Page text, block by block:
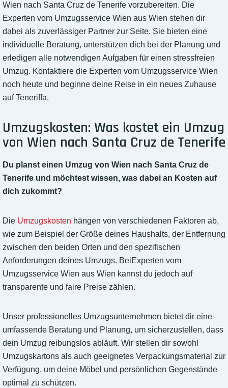
Wien nach Santa Cruz de Tenerife vorzubereiten. Die
Experten vom Umzugsservice Wien aus Wien stehen dir
dabei als zuverlässiger Partner zur Seite. Sie bieten eine
individuelle Beratung, unterstützen dich bei der Planung und
erledigen alle notwendigen Aufgaben für einen stressfreien
Umzug. Kontaktiere die Experten vom Umzugsservice Wien
noch heute und beginne deine Reise in ein neues Zuhause
auf Teneriffa.
Umzugskosten: Was kostet ein Umzug
von Wien nach Santa Cruz de Tenerife
Du planst einen Umzug von Wien nach Santa Cruz de
Tenerife und möchtest wissen, was dabei an Kosten auf
dich zukommt?
Die Umzugskosten hängen von verschiedenen Faktoren ab,
wie zum Beispiel der Größe deines Haushalts, der Entfernung
zwischen den beiden Orten und den spezifischen
Anforderungen deines Umzugs. BeiExperten vom
Umzugsservice Wien aus Wien kannst du jedoch auf
transparente und faire Preise zählen.
Unser professionelles Umzugsunternehmen bietet dir eine
umfassende Beratung und Planung, um sicherzustellen, dass
dein Umzug reibungslos abläuft. Wir stellen dir sowohl
Umzugskartons als auch geeignetes Verpackungsmaterial zur
Verfügung, um deine Möbel und persönlichen Gegenstände
optimal zu schützen.